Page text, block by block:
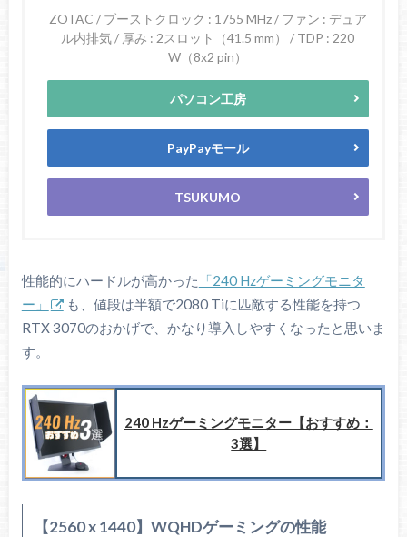
ZOTAC / ブーストクロック : 1755 MHz / ファン : デュア
ル内排気 / 厚み : 2スロット（41.5 mm） / TDP : 220
W（8x2 pin）
パソコン工房
PayPayモール
TSUKUMO
性能的にハードルが高かった 「240 Hzゲーミングモニタ
ー」
も、値段は半額で2080 Tiに匹敵する性能を持つ
RTX 3070のおかげで、かなり導入しやすくなったと思いま
す。
240 Hzゲーミングモニター【おすすめ：
3選】
【2560 x 1440】WQHDゲーミングの性能